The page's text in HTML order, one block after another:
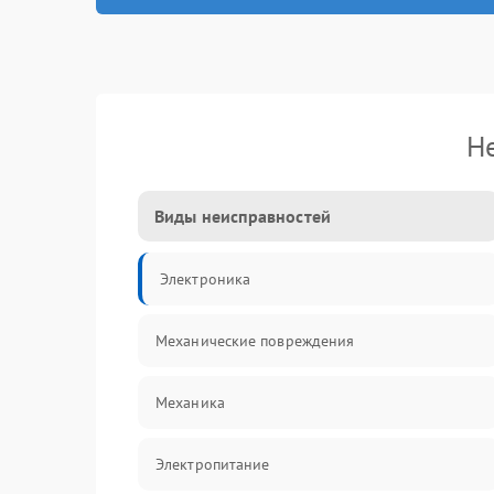
Виды неисправностей
Электроника
Механические повреждения
Механика
Электропитание